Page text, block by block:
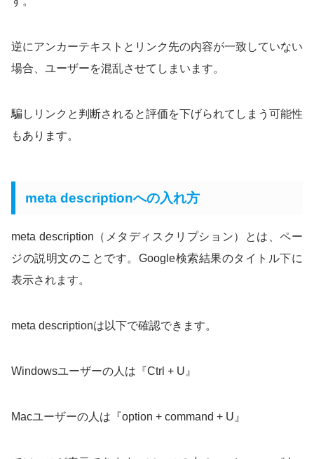
逆にアンカーテキストとリンク先の内容が一致していない
場合、ユーザーを混乱させてしまいます。
騙しリンクと判断されると評価を下げられてしまう可能性
もあります。
meta descriptionへの入れ方
meta description（メタディスクリプション）とは、ペー
ジの説明文のことです。Google検索結果のタイトル下に
表示されます。
meta descriptionは以下で確認できます。
Windowsユーザーの人は『Ctrl + U』
Macユーザーの人は『option + command + U』